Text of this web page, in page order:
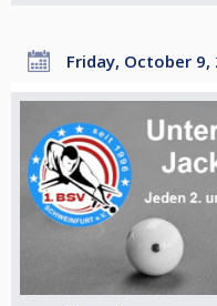
Friday, October 9,